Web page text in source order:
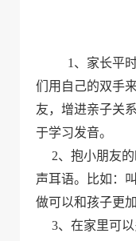
1 、家长平
们用自己的双手
友，增进亲子关
于学习发音。
2、抱小朋友的
声耳语。比如：
做可以和孩子更
3、在家里可以